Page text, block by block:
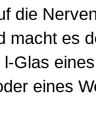
die
macht es
Glas
eines